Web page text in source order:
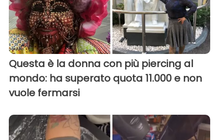
Questa è la donna con più piercing al
mondo: ha superato quota 11.000 e non
vuole fermarsi